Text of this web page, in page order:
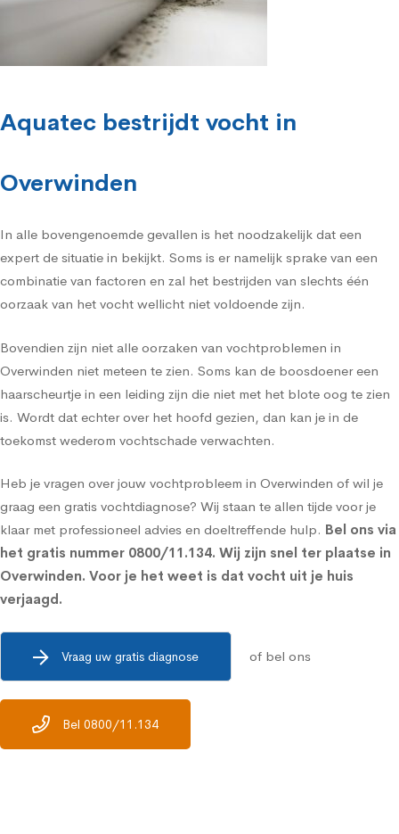
Aquatec bestrijdt vocht in
Overwinden
In alle bovengenoemde gevallen is het noodzakelijk dat een
expert de situatie in bekijkt. Soms is er namelijk sprake van een
combinatie van factoren en zal het bestrijden van slechts één
oorzaak van het vocht wellicht niet voldoende zijn.
Bovendien zijn niet alle oorzaken van vochtproblemen in
Overwinden niet meteen te zien. Soms kan de boosdoener een
haarscheurtje in een leiding zijn die niet met het blote oog te zien
is. Wordt dat echter over het hoofd gezien, dan kan je in de
toekomst wederom vochtschade verwachten.
Heb je vragen over jouw vochtprobleem in Overwinden of wil je
graag een gratis vochtdiagnose? Wij staan te allen tijde voor je
klaar met professioneel advies en doeltreffende hulp. Bel ons via
het gratis nummer 0800/11.134. Wij zijn snel ter plaatse in
Overwinden. Voor je het weet is dat vocht uit je huis
verjaagd.
Vraag uw gratis diagnose of bel ons
Bel 0800/11.134